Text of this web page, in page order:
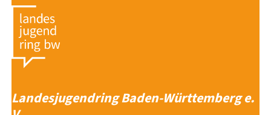
Landesjugendring Baden-Württemberg e.